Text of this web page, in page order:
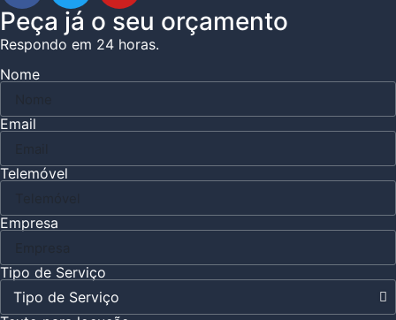
Peça já o seu orçamento
Respondo em 24 horas.
Nome
Email
Telemóvel
Empresa
Tipo de Serviço